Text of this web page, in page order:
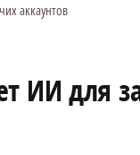
аккаунтов
ИИ для